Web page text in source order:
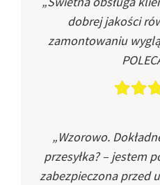
dobrej jakości
zamontowaniu
„Wzorowo.
przesyłka? – jestem
zabezpieczona przed